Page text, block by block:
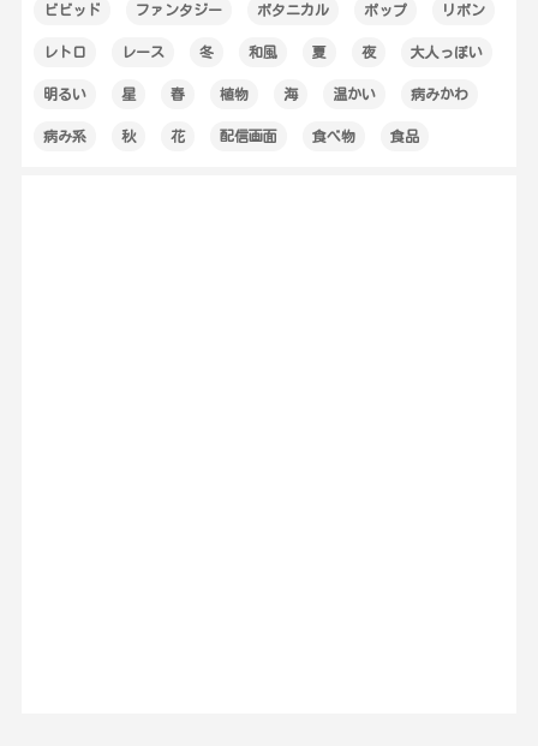
ビビッド ファンタジー ボタニカル ポップ リボン
レトロ レース 冬 和風 夏 夜 大人っぽい
明るい 星 春 植物 海 温かい 病みかわ
病み系 秋 花 配信画面 食べ物 食品